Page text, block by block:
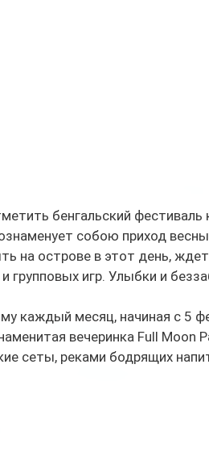
бенгальский
собою приход
на острове в этот день,
групповых игр. Улыбки и
каждый месяц, начиная с 5
вечеринка Full Moon
сеты, реками бодрящих